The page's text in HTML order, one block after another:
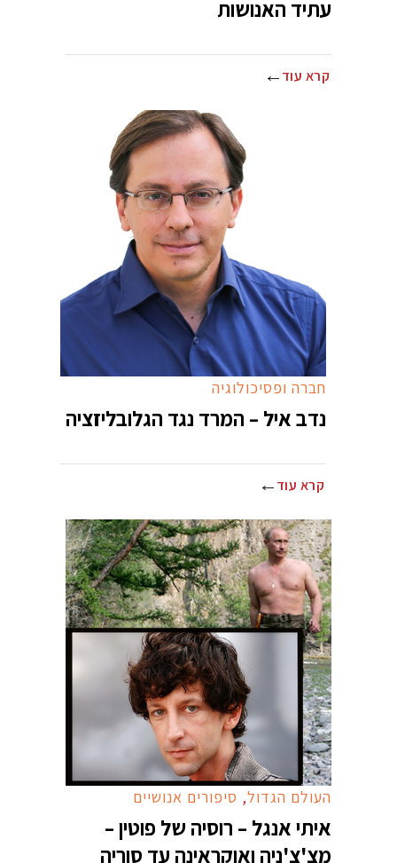
עתיד האנושות
קרא עוד
חברה ופסיכולוגיה
נדב איל – המרד נגד הגלובליזציה
קרא עוד
העולם הגדול, סיפורים אנושיים
איתי אנגל – רוסיה של פוטין –
מצ'צ'ניה ואוקראינה עד סוריה